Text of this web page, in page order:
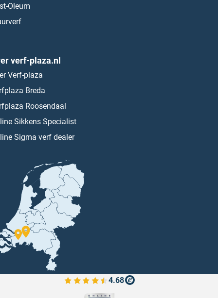
Oleum
verf-plaza.nl
Verf-plaza
Breda
Roosendaal
Sikkens Specialist
Sigma verf dealer
4.68
Bekijk de verfplaza beoordelingen